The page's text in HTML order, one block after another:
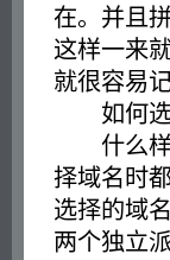
在。并且
这样一来
就很容易
如何选
什么样
择域名时
选择的域
两个独立